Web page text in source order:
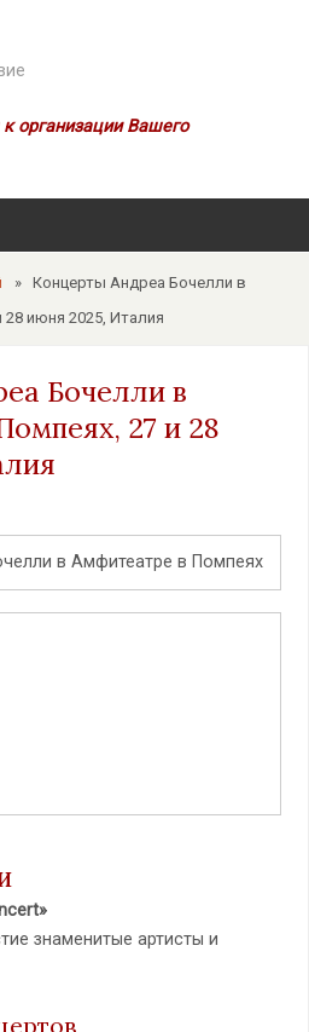
организации Вашего
»
Концерты Андреа Бочелли в
июня 2025, Италия
Бочелли в
27 и 28
знаменитые артисты и